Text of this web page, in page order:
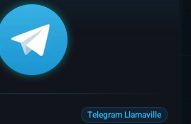
Telegram Llamaville